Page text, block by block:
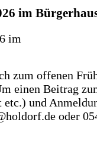
im
zum offenen
einen Beitrag
und
oder